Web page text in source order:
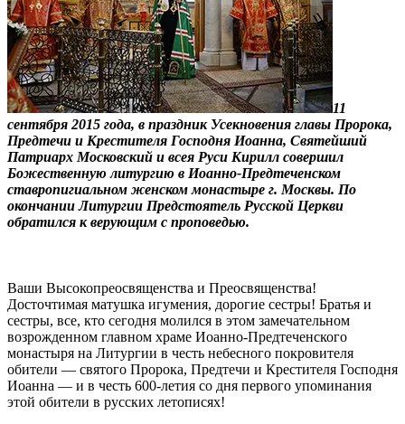
11
сентября 2015 года, в праздник Усекновения главы Пророка,
Предтечи и Крестителя Господня Иоанна, Святейший
Патриарх Московский и всея Руси Кирилл совершил
Божественную литургию в Иоанно-Предтеченском
ставропигиальном женском монастыре г. Москвы. По
окончании Литургии Предстоятель Русской Церкви
обратился к верующим с проповедью.
Ваши Высокопреосвященства и Преосвященства!
Досточтимая матушка игумения, дорогие сестры! Братья и
сестры, все, кто сегодня молился в этом замечательном
возрожденном главном храме Иоанно-Предтеченского
монастыря на Литургии в честь небесного покровителя
обители — святого Пророка, Предтечи и Крестителя Господня
Иоанна — и в честь 600-летия со дня первого упоминания
этой обители в русских летописях!